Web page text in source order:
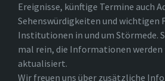
Ereignisse, künftige Termine auch
Sehenswürdigkeiten und wichtigen
Institutionen in und um Störmede.
mal rein, die Informationen werden
aktualisiert.
Wir freuen uns über zusätzliche